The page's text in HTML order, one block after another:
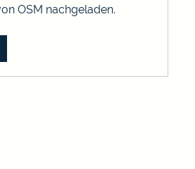
OSM nachgeladen.